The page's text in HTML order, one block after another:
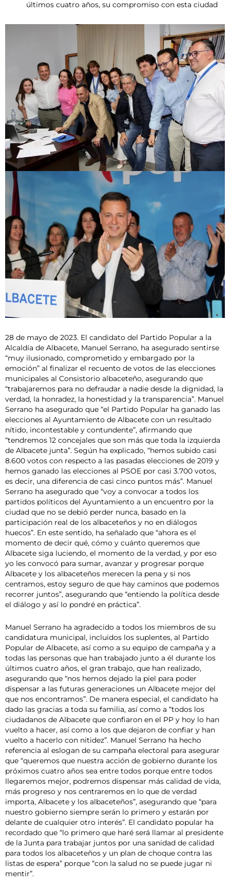
últimos cuatro años, su compromiso con esta ciudad
28 de mayo de 2023. El candidato del Partido Popular a la
Alcaldía de Albacete, Manuel Serrano, ha asegurado sentirse
“muy ilusionado, comprometido y embargado por la
emoción” al finalizar el recuento de votos de las elecciones
municipales al Consistorio albaceteño, asegurando que
“trabajaremos para no defraudar a nadie desde la dignidad, la
verdad, la honradez, la honestidad y la transparencia”. Manuel
Serrano ha asegurado que “el Partido Popular ha ganado las
elecciones al Ayuntamiento de Albacete con un resultado
nítido, incontestable y contundente”, afirmando que
“tendremos 12 concejales que son más que toda la izquierda
de Albacete junta”. Según ha explicado, “hemos subido casi
8.600 votos con respecto a las pasadas elecciones de 2019 y
hemos ganado las elecciones al PSOE por casi 3.700 votos,
es decir, una diferencia de casi cinco puntos más”. Manuel
Serrano ha asegurado que “voy a convocar a todos los
partidos políticos del Ayuntamiento a un encuentro por la
ciudad que no se debió perder nunca, basado en la
participación real de los albaceteños y no en diálogos
huecos”. En este sentido, ha señalado que “ahora es el
momento de decir qué, cómo y cuánto queremos que
Albacete siga luciendo, el momento de la verdad, y por eso
yo les convocó para sumar, avanzar y progresar porque
Albacete y los albaceteños merecen la pena y si nos
centramos, estoy seguro de que hay caminos que podemos
recorrer juntos”, asegurando que “entiendo la política desde
el diálogo y así lo pondré en práctica”.
Manuel Serrano ha agradecido a todos los miembros de su
candidatura municipal, incluidos los suplentes, al Partido
Popular de Albacete, así como a su equipo de campaña y a
todas las personas que han trabajado junto a él durante los
últimos cuatro años, el gran trabajo, que han realizado,
asegurando que “nos hemos dejado la piel para poder
dispensar a las futuras generaciones un Albacete mejor del
que nos encontramos”. De manera especial, el candidato ha
dado las gracias a toda su familia, así como a “todos los
ciudadanos de Albacete que confiaron en el PP y hoy lo han
vuelto a hacer, así como a los que dejaron de confiar y han
vuelto a hacerlo con nitidez”. Manuel Serrano ha hecho
referencia al eslogan de su campaña electoral para asegurar
que “queremos que nuestra acción de gobierno durante los
próximos cuatro años sea entre todos porque entre todos
llegaremos mejor, podremos dispensar más calidad de vida,
más progreso y nos centraremos en lo que de verdad
importa, Albacete y los albaceteños”, asegurando que “para
nuestro gobierno siempre serán lo primero y estarán por
delante de cualquier otro interés”. El candidato popular ha
recordado que “lo primero que haré será llamar al presidente
de la Junta para trabajar juntos por una sanidad de calidad
para todos los albaceteños y un plan de choque contra las
listas de espera” porque “con la salud no se puede jugar ni
mentir”.